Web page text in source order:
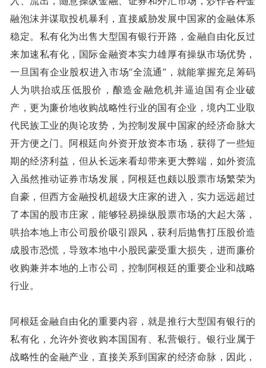
融泡沫并谋取投机暴利，直接威胁发展中国家的金融体系
稳定。私有化为出售大型国有银行开路，金融自由化反过
来加速私有化，国际金融资本实力雄厚有操纵市场优势，
一旦国有企业股权进入市场“全流通”，就能掌握充足筹码
人为哄抬或压低股价，酿造金融危机并逼迫国有企业破
产，更为廉价地收购战略性行业的国有企业，境内工业取
代民族工业的舆论攻势，为控制发展中国家的经济命脉大
开方便之门。阿根廷向外资开放资本市场，获得了一些短
期的经济利益，但从长远来看却带来更大弊端，如外资流
入虽然推动证券市场发展，阿根廷也颇以股票市场繁荣为
自豪，但西方金融投机超级大庄家的进入，实力远远超过
了本国的股市庄家，能够轻易操纵股票市场的大起大落，
哄抬本地上市公司股价吸引跟风，获利后抛售打压股价造
成股市恐慌，导致本地中小股民蒙受重大损失，进而廉价
收购兼并本地的上市公司，控制阿根廷的重要企业和战略
行业。
阿根廷金融自由化的重要内容，就是推行大型国有银行的
私有化，允许外资收购本国国有、私营银行。银行业属于
战略性的金融产业，直接关系到国家的经济命脉，因此，